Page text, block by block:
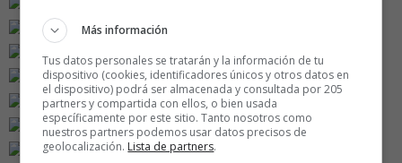
Más información
Tus datos personales se tratarán y la información de tu
dispositivo (cookies, identificadores únicos y otros datos en
el dispositivo) podrá ser almacenada y consultada por 205
partners y compartida con ellos, o bien usada
específicamente por este sitio. Tanto nosotros como
nuestros partners podemos usar datos precisos de
geolocalización. Lista de partners.